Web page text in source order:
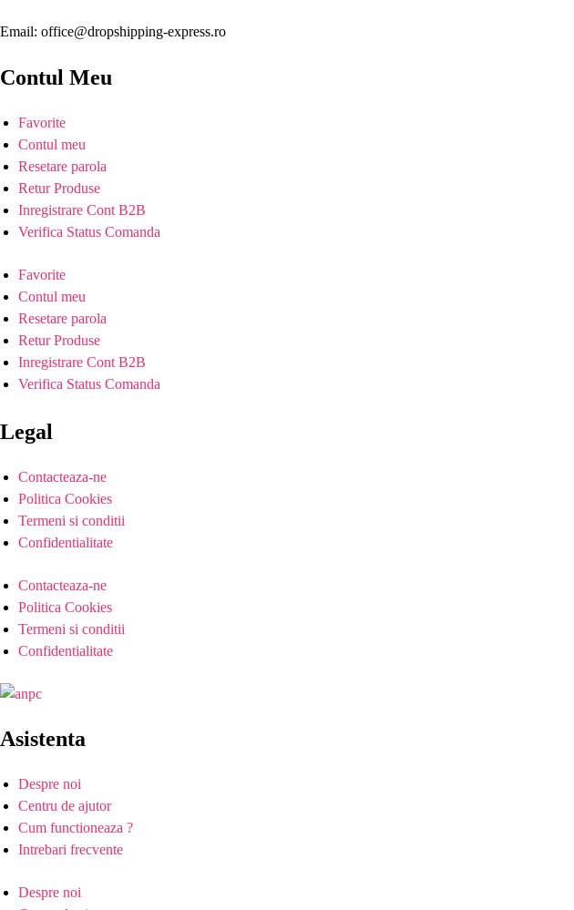
Email: office@dropshipping-express.ro
Contul Meu
Favorite
Contul meu
Resetare parola
Retur Produse
Inregistrare Cont B2B
Verifica Status Comanda
Favorite
Contul meu
Resetare parola
Retur Produse
Inregistrare Cont B2B
Verifica Status Comanda
Legal
Contacteaza-ne
Politica Cookies
Termeni si conditii
Confidentialitate
Contacteaza-ne
Politica Cookies
Termeni si conditii
Confidentialitate
Asistenta
Despre noi
Centru de ajutor
Cum functioneaza ?
Intrebari frecvente
Despre noi